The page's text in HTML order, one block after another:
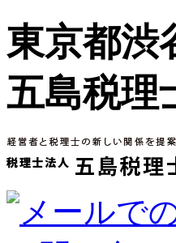
東京都渋
五島税理